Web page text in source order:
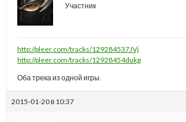
Участник
http://pleer.com/tracks/129284537JVj
http://pleer.com/tracks/12928454dukg
Оба трека из одной игры.
2015-01-20 в 10:37